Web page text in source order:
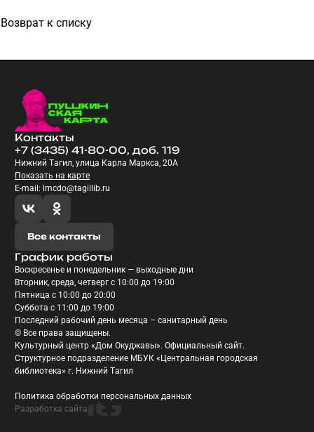
Возврат к списку
© Все права защищены.
Культурный центр «Дом Окуджавы». Официальный сайт.
Структурное подразделение МБУК «Центральная городская
библиотека» г. Нижний Тагил
Политика обработки персональных данных
Контакты
+7 (3435) 41-80-00, доб. 119
Нижний Тагил, улица Карла Маркса, 20А
Показать на карте
E-mail: lmcdo@tagillib.ru
Все контакты
График работы
Воскресенье и понедельник — выходные дни
Вторник, среда, четверг с 10:00 до 19:00
Пятница с 10:00 до 20:00
Суббота с 11:00 до 19:00
Последний рабочий день месяца – санитарный день
Разработка сайта